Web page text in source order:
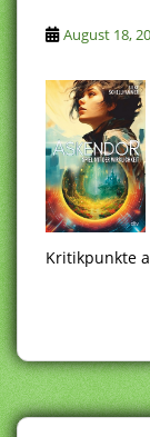
August 18,
Kritikpunkte